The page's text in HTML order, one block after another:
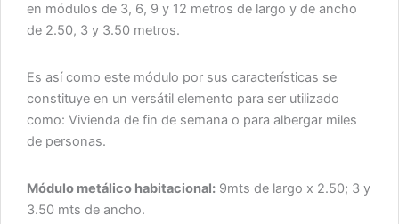
en módulos de 3, 6, 9 y 12 metros de largo y de ancho
de 2.50, 3 y 3.50 metros.
Es así como este módulo por sus características se
constituye en un versátil elemento para ser utilizado
como: Vivienda de fin de semana o para albergar miles
de personas.
Módulo metálico habitacional: 9mts de largo x 2.50; 3 y
3.50 mts de ancho.